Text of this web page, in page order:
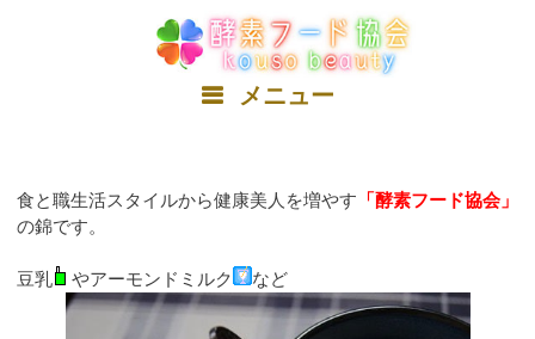
メニュー
食と職生活スタイルから健康美人を増やす 「酵素フード協会」
の錦です。
豆乳 やアーモンドミルク など